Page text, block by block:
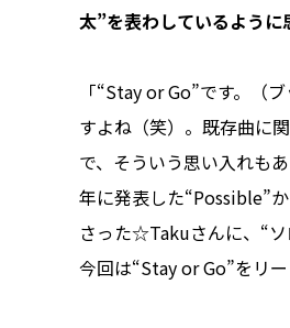
太”を表わしているよう
「“Stay or Go”です。（
すよね（笑）。既存曲に
で、そういう思い入れも
年に発表した“Possible”
さった☆Takuさんに、“ソ
今回は“Stay or Go”をリ